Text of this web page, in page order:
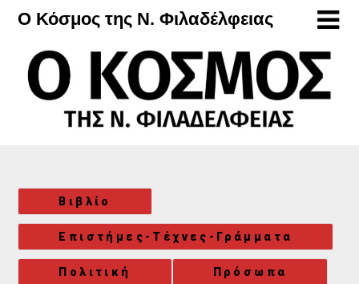
Μετάβαση
περιεχόμενο
Ο Κόσμος της Ν. Φιλαδέλφειας
Βιβλίο
Επιστήμες-Τέχνες-Γράμματα
Πολιτική Πρόσωπα